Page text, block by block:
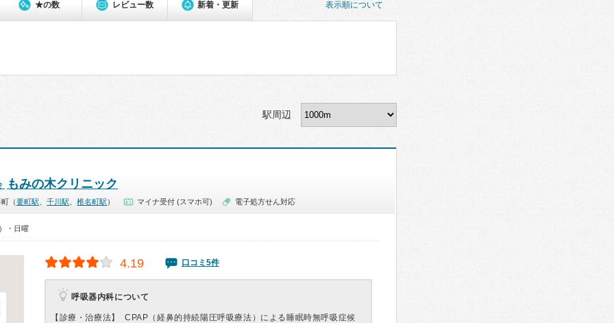
表示順について
★の数 レビュー数 新着・更新
駅周辺
もみの木クリニック
（要町駅 千川駅 椎名町駅 ） マイナ受付 (スマホ可) 電子処方せん対応
・日曜
4.19 口コミ5件
呼吸器内科について
【診療・治療法】
CPAP（経鼻的持続陽圧呼吸療法）による睡眠時無呼吸症候